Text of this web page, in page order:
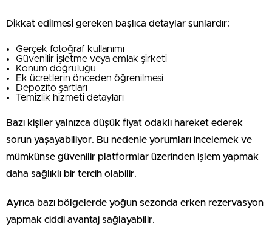
Dikkat edilmesi gereken başlıca detaylar şunlardır:
Gerçek fotoğraf kullanımı
Güvenilir işletme veya emlak şirketi
Konum doğruluğu
Ek ücretlerin önceden öğrenilmesi
Depozito şartları
Temizlik hizmeti detayları
Bazı kişiler yalnızca düşük fiyat odaklı hareket ederek
sorun yaşayabiliyor. Bu nedenle yorumları incelemek ve
mümkünse güvenilir platformlar üzerinden işlem yapmak
daha sağlıklı bir tercih olabilir.
Ayrıca bazı bölgelerde yoğun sezonda erken rezervasyon
yapmak ciddi avantaj sağlayabilir.